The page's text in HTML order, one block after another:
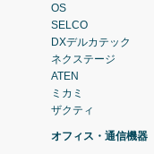
OS
SELCO
DXデルカテック
ネクステージ
ATEN
ミカミ
ザクティ
オフィス・通信機器